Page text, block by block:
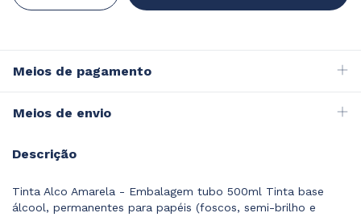
Meios de pagamento
Meios de envio
Descrição
Tinta Alco Amarela - Embalagem tubo 500ml Tinta base
álcool, permanentes para papéis (foscos, semi-brilho e